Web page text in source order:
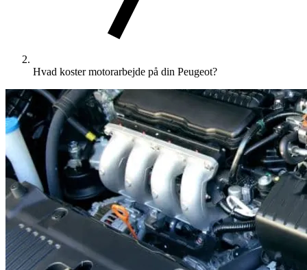
Hvad koster motorarbejde på din Peugeot?